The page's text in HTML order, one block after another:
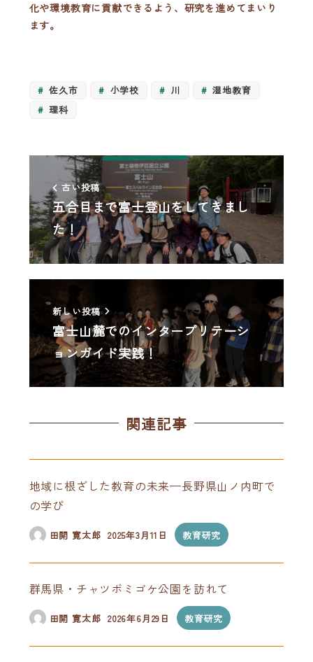
化や環境教育に貢献できるよう、研究を進めてまいり
ます。
佐久市 小学校 川
湿地教育
理科
古い投稿
五合目まで富士登山をしてきまし
た！
新しい投稿
富士山麓でのインタープリテーシ
ョンガイド実践！
関連記事
地域に根ざした教育の未来—長野県山ノ内町で
の学び
田開 寛太郎 2025年3月11日 教育研究
群馬県・チャツボミゴケ公園を訪れて
田開 寛太郎 2026年6月29日 教育研究